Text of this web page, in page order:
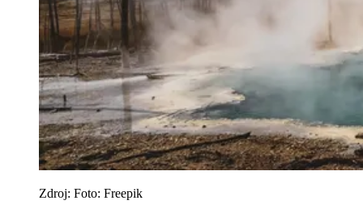
Zdroj: Foto: Freepik